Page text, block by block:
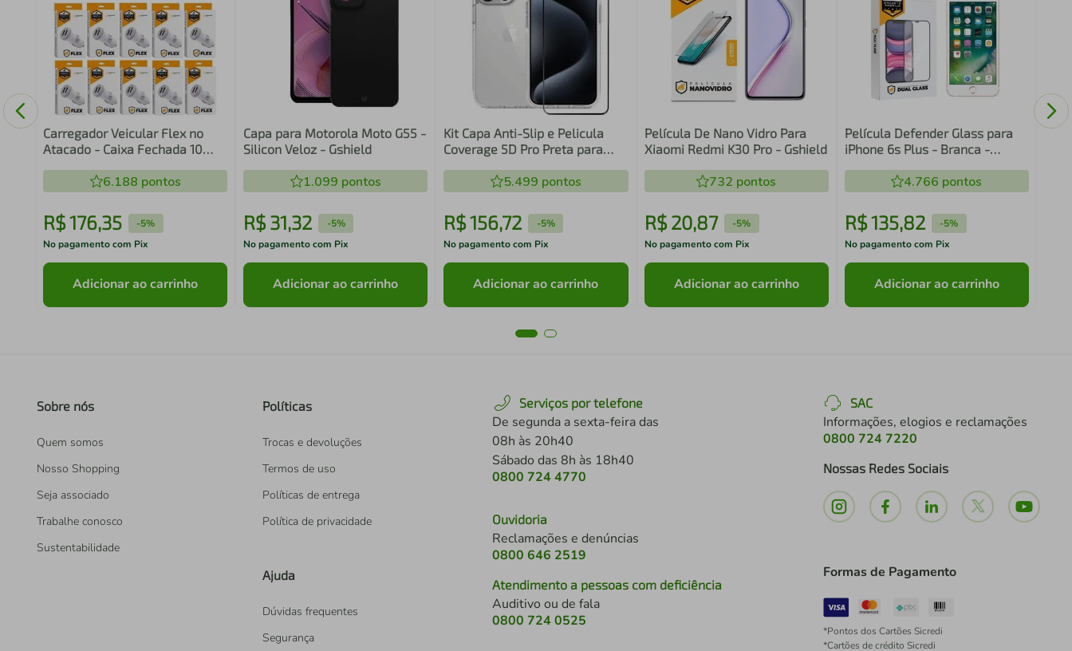
Carregador Veicular Flex no
Atacado - Caixa Fechada 10
6.188 pontos
R$176,35 -5%
No pagamento com Pix
Adicionar ao carrinho
Capa para Motorola Moto G55 -
Silicon Veloz - Gshield
1.099 pontos
R$ 31,32 -5%
No pagamento com Pix
Adicionar ao carrinho
Kit Capa Anti-Slip e Pelicula
Coverage 5D Pro Preta para
5.499 pontos
R$156,72 -5%
No pagamento com Pix
Adicionar ao carrinho
Película De Nano Vidro Para
Xiaomi Redmi K30 Pro - Gshield
732 pontos
R$ 20,87 -5%
No pagamento com Pix
Adicionar ao carrinho
Película Defender Glass para
iPhone 6s Plus - Branca -
4.766 pontos
R$135,82 -5%
No pagamento com Pix
Adicionar ao carrinho
Sobre nós
Quem somos
Nosso Shopping
Seja associado
Trabalhe conosco
Sustentabilidade
Políticas
Trocas e devoluções
Termos de uso
Políticas de entrega
Política de privacidade
Ajuda
Dúvidas frequentes
Segurança
Serviços por telefone
De segunda a sexta-feira das
08h às 20h40
Sábado das 8h às 18h40
0800 724 4770
Ouvidoria
Reclamações e denúncias
0800 646 2519
Atendimento a pessoas com deficiência
Auditivo ou de fala
0800 724 0525
SAC
Informações, elogios e reclamações
0800 724 7220
Nossas Redes Sociais
Formas de Pagamento
*Pontos dos Cartões Sicredi
*Cartões de crédito Sicredi